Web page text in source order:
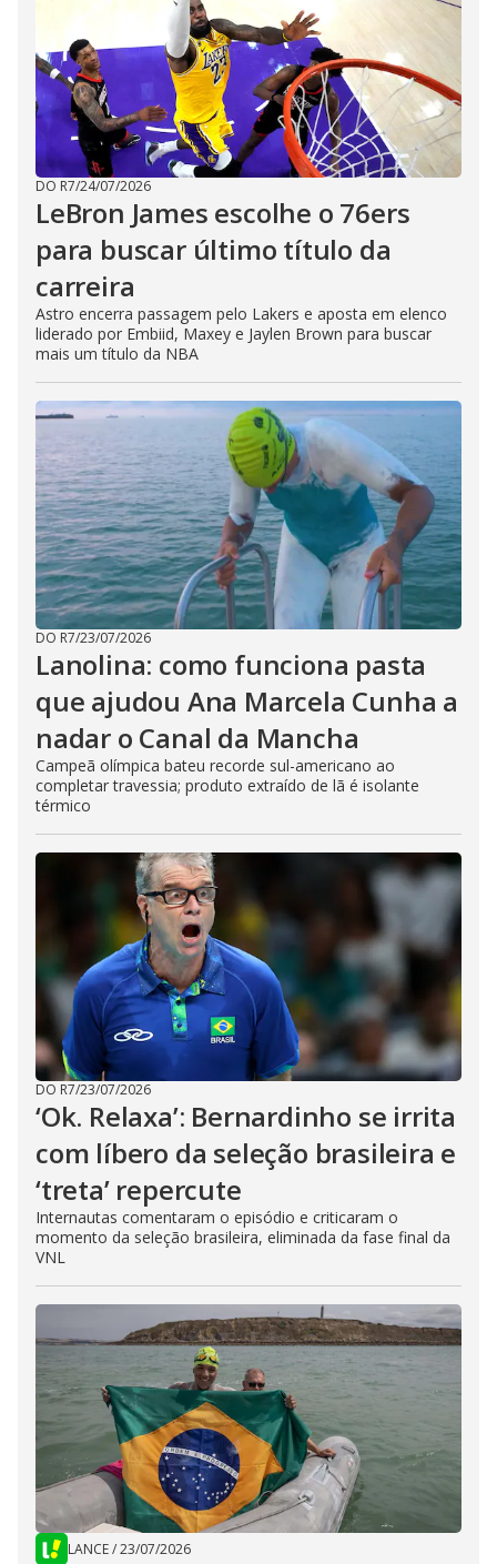
DO R7/24/07/2026
LeBron James escolhe o 76ers
para buscar último título da
carreira
Astro encerra passagem pelo Lakers e aposta em elenco
liderado por Embiid, Maxey e Jaylen Brown para buscar
mais um título da NBA
DO R7/23/07/2026
Lanolina: como funciona pasta
que ajudou Ana Marcela Cunha a
nadar o Canal da Mancha
Campeã olímpica bateu recorde sul-americano ao
completar travessia; produto extraído de lã é isolante
térmico
DO R7/23/07/2026
‘Ok. Relaxa’: Bernardinho se irrita
com líbero da seleção brasileira e
‘treta’ repercute
Internautas comentaram o episódio e criticaram o
momento da seleção brasileira, eliminada da fase final da
VNL
LANCE/23/07/2026